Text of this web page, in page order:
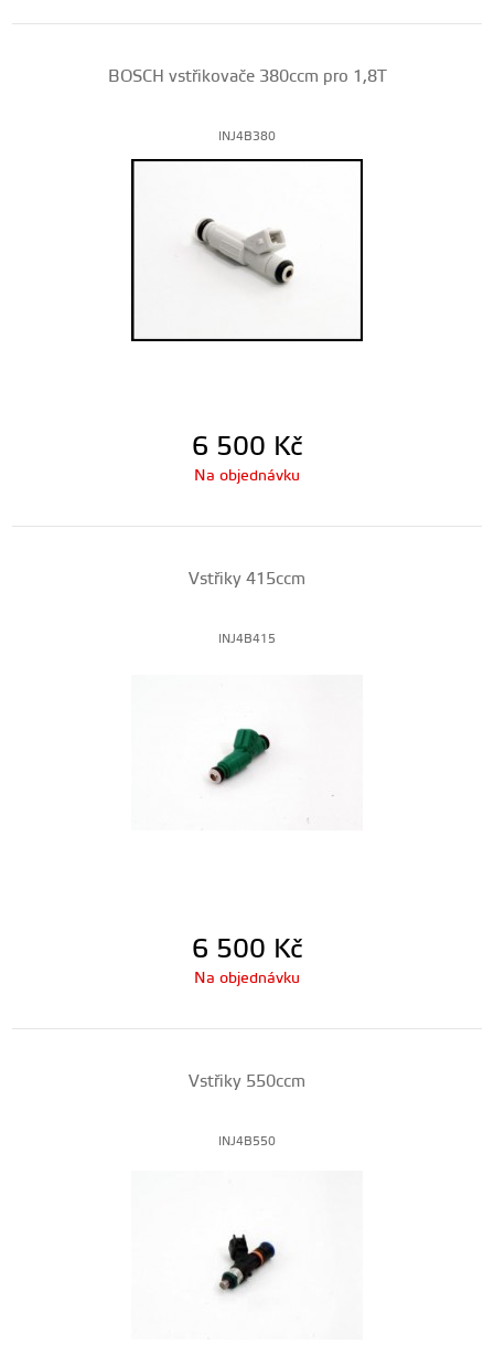
BOSCH vstřikovače 380ccm pro 1,8T
INJ4B380
6 500 Kč
Na objednávku
Vstřiky 415ccm
INJ4B415
6 500 Kč
Na objednávku
Vstřiky 550ccm
INJ4B550